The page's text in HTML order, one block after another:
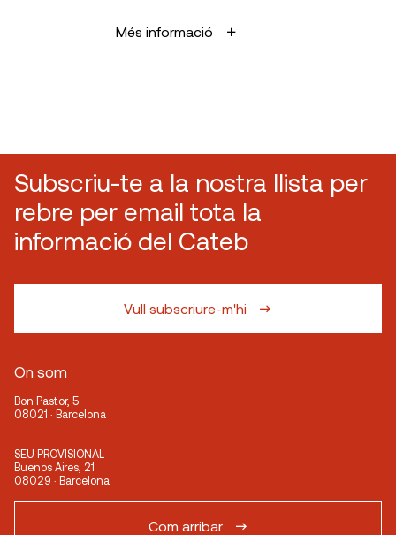
Més informació
Subscriu-te a la nostra llista per
rebre per email tota la
informació del Cateb
Vull subscriure-m'hi
On som
Bon Pastor, 5
08021 · Barcelona
SEU PROVISIONAL
Buenos Aires, 21
08029 · Barcelona
Com arribar